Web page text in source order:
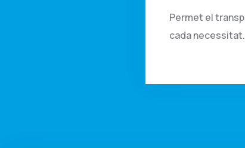
Permet el
cada necessitat.